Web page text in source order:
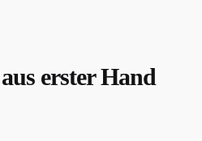
erster Hand